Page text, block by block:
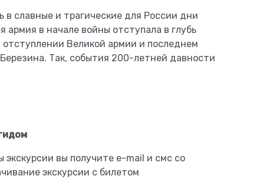
в славные и трагические для России дни
армия в начале войны отступала в глубь
Великой армии и последнем
Так, события 200-летней давности
экскурсии вы получите e-mail и смс со
экскурсии с билетом